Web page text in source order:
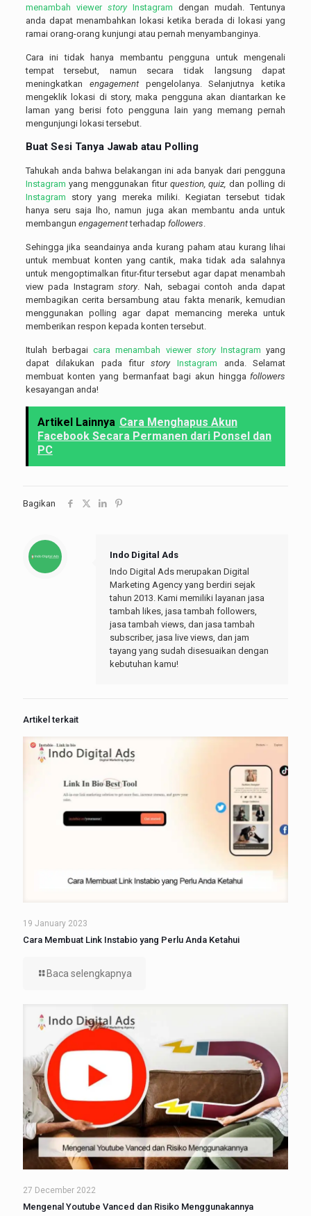
menambah viewer storyInstagram dengan mudah. Tentunya
anda dapat menambahkan lokasi ketika berada di lokasi yang
ramai orang-orang kunjungi atau pernah menyambanginya.
Cara ini tidak hanya membantu pengguna untuk mengenali
tempat tersebut, namun secara tidak langsung dapat
meningkatkan engagement pengelolanya. Selanjutnya ketika
mengeklik lokasi di story, maka pengguna akan diantarkan ke
laman yang berisi foto pengguna lain yang memang pernah
mengunjungi lokasi tersebut.
Buat Sesi Tanya Jawab atau Polling
Tahukah anda bahwa belakangan ini ada banyak dari pengguna
Instagram yang menggunakan fitur question, quiz, dan polling di
Instagram story yang mereka miliki. Kegiatan tersebut tidak
hanya seru saja lho, namun juga akan membantu anda untuk
membangun engagementterhadap followers
Sehingga jika seandainya anda kurang paham atau kurang lihai
untuk membuat konten yang cantik, maka tidak ada salahnya
untuk mengoptimalkan fitur-fitur tersebut agar dapat menambah
view pada Instagramstory. Nah, sebagai contoh anda dapat
membagikan cerita bersambung atau fakta menarik, kemudian
menggunakan polling agar dapat memancing mereka untuk
memberikan respon kepada konten tersebut.
Itulah berbagaicara menambah viewer storyInstagram yang
dapat dilakukan pada fiturstory Instagram anda. Selamat
membuat konten yang bermanfaat bagi akun hinggafollowers
kesayangan anda!
Artikel Lainnya Cara Menghapus Akun
Facebook Secara Permanen dari Ponsel dan
PC
Bagikan
Indo Digital Ads
Indo Digital Ads merupakan Digital
Marketing Agency yang berdiri sejak
tahun 2013. Kami memiliki layanan jasa
tambah likes, jasa tambah followers,
jasa tambah views, dan jasa tambah
subscriber, jasa live views, dan jam
tayang yang sudah disesuaikan dengan
kebutuhan kamu!
Artikel terkait
19 January 2023
Cara Membuat Link Instabio yang Perlu Anda Ketahui
Baca selengkapnya
27 December 2022
Mengenal Youtube Vanced dan Risiko Menggunakannya